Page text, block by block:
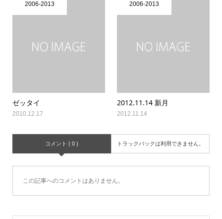
2006-2013
ゼッタイ
2010.12.17
2006-2013
2012.11.14 新月
2012.11.14
コメント ( 0 ) トラックバックは利用できません。
この記事へのコメントはありません。